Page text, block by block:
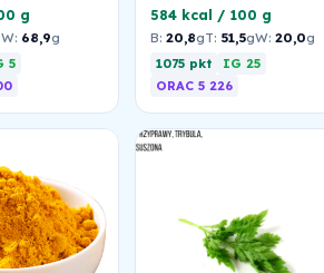
g
W: 68,9g
5
584 kcal / 100 g
B:20,8gT: 51,5gW:20,0g
1075 pkt
IG 25
ORAC 5 226